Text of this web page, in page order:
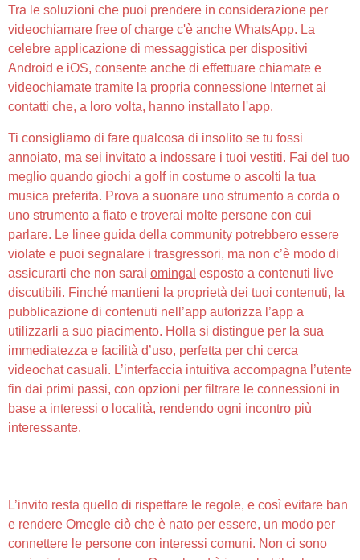
Tra le soluzioni che puoi prendere in considerazione per
videochiamare free of charge c'è anche WhatsApp. La
celebre applicazione di messaggistica per dispositivi
Android e iOS, consente anche di effettuare chiamate e
videochiamate tramite la propria connessione Internet ai
contatti che, a loro volta, hanno installato l'app.
Ti consigliamo di fare qualcosa di insolito se tu fossi
annoiato, ma sei invitato a indossare i tuoi vestiti. Fai del tuo
meglio quando giochi a golf in costume o ascolti la tua
musica preferita. Prova a suonare uno strumento a corda o
uno strumento a fiato e troverai molte persone con cui
parlare. Le linee guida della community potrebbero essere
violate e puoi segnalare i trasgressori, ma non c’è modo di
assicurarti che non sarai omingal esposto a contenuti live
discutibili. Finché mantieni la proprietà dei tuoi contenuti, la
pubblicazione di contenuti nell’app autorizza l’app a
utilizzarli a suo piacimento. Holla si distingue per la sua
immediatezza e facilità d’uso, perfetta per chi cerca
videochat casuali. L’interfaccia intuitiva accompagna l’utente
fin dai primi passi, con opzioni per filtrare le connessioni in
base a interessi o località, rendendo ogni incontro più
interessante.
L’invito resta quello di rispettare le regole, e così evitare ban
e rendere Omegle ciò che è nato per essere, un modo per
connettere le persone con interessi comuni. Non ci sono